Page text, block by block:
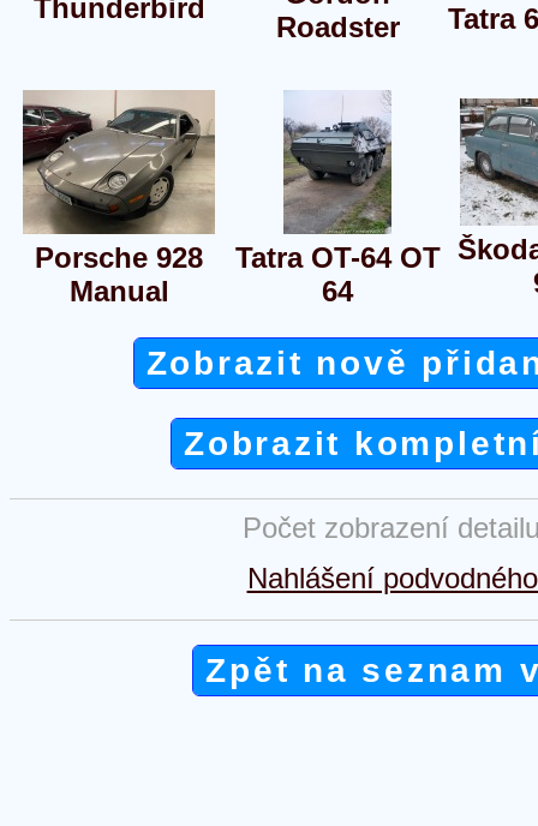
Thunderbird
Roadster
Tatra
Porsche 928
Manual
Tatra OT-64 OT
64
Zobrazit nově
Zobrazit
Počet zobrazení
Nahlášení
Zpět na seznam